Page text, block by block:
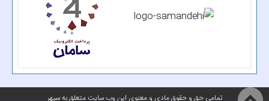
تمامی حق و حقوق مادی و معنوی این وب سایت متعلق به سپهر